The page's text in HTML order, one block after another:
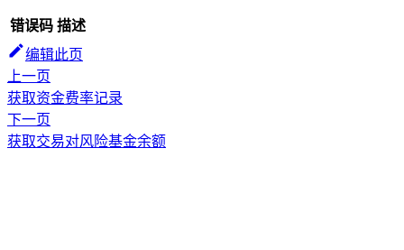
错误码 描述
编辑此页
上一页
获取资金费率记录
下一页
获取交易对风险基金余额